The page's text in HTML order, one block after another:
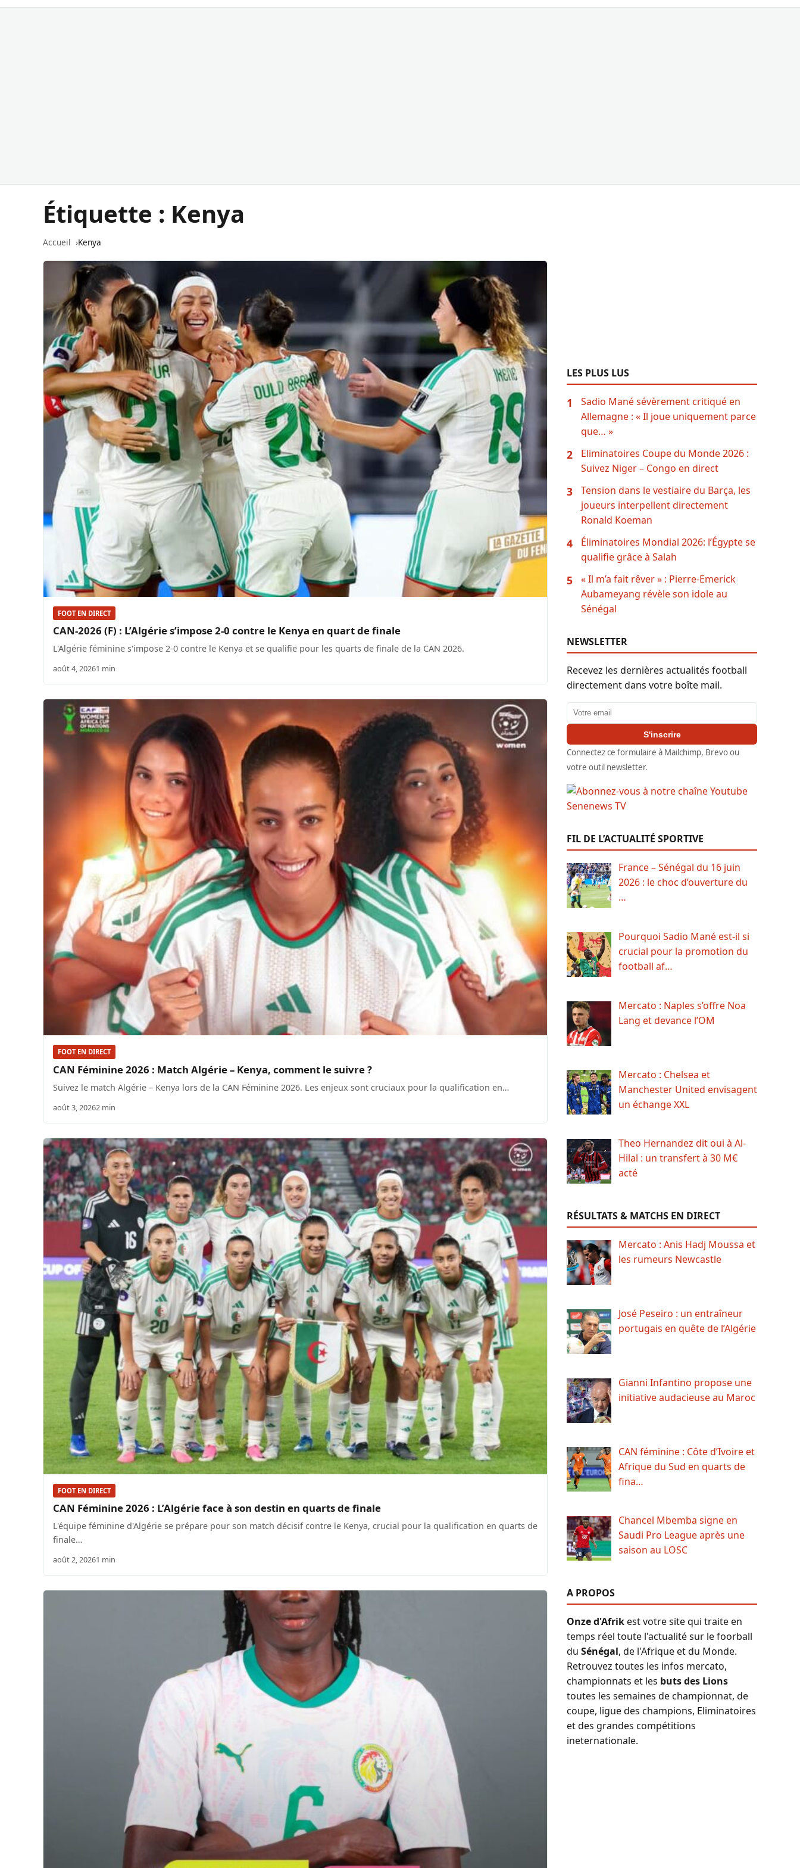
Étiquette : Kenya
Accueil Kenya
FOOT EN DIRECT
CAN-2026 (F) : L’Algérie s’impose 2-0 contre le Kenya en quart de finale
L'Algérie féminine s'impose 2-0 contre le Kenya et se qualifie pour les quarts de finale de la CAN 2026.
août 4, 20261 min
FOOT EN DIRECT
CAN Féminine 2026 : Match Algérie – Kenya, comment le suivre ?
Suivez le match Algérie – Kenya lors de la CAN Féminine 2026. Les enjeux sont cruciaux pour la qualification en…
août 3, 20262 min
FOOT EN DIRECT
CAN Féminine 2026 : L’Algérie face à son destin en quarts de finale
L'équipe féminine d'Algérie se prépare pour son match décisif contre le Kenya, crucial pour la qualification en quarts de
finale…
août 2, 20261 min
LES PLUS LUS
1
Sadio Mané sévèrement critiqué en
Allemagne : « Il joue uniquement parce
que… »
2
Eliminatoires Coupe du Monde 2026 :
Suivez Niger – Congo en direct
3
Tension dans le vestiaire du Barça, les
joueurs interpellent directement
Ronald Koeman
4
Éliminatoires Mondial 2026: l’Égypte se
qualifie grâce à Salah
5
« Il m’a fait rêver » : Pierre-Emerick
Aubameyang révèle son idole au
Sénégal
NEWSLETTER
Recevez les dernières actualités football
directement dans votre boîte mail.
Adresse email
S'inscrire
Connectez ce formulaire à Mailchimp, Brevo ou
votre outil newsletter.
FIL DE L’ACTUALITÉ SPORTIVE
France – Sénégal du 16 juin
2026 : le choc d’ouverture du
…
Pourquoi Sadio Mané est-il si
crucial pour la promotion du
football af…
Mercato : Naples s’offre Noa
Lang et devance l’OM
Mercato : Chelsea et
Manchester United envisagent
un échange XXL
Theo Hernandez dit oui à Al-
Hilal : un transfert à 30 M€
acté
RÉSULTATS & MATCHS EN DIRECT
Mercato : Anis Hadj Moussa et
les rumeurs Newcastle
José Peseiro : un entraîneur
portugais en quête de l’Algérie
Gianni Infantino propose une
initiative audacieuse au Maroc
CAN féminine : Côte d’Ivoire et
Afrique du Sud en quarts de
fina…
Chancel Mbemba signe en
Saudi Pro League après une
saison au LOSC
A PROPOS
Onze d'Afrikest votre site qui traite en
temps réel toute l'actualité sur le foorball
du Sénégal, de l'Afrique et du Monde.
Retrouvez toutes les infos mercato,
championnats et les buts des Lions
toutes les semaines de championnat, de
coupe, ligue des champions, Eliminatoires
et des grandes compétitions
ineternationale.